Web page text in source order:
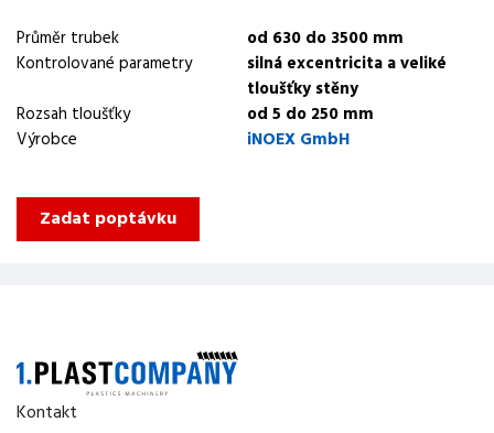
Průměr trubek
od 630 do 3500 mm
Kontrolované parametry
silná excentricita a veliké
tloušťky stěny
Rozsah tloušťky
od 5 do 250 mm
Výrobce
iNOEX GmbH
Zadat poptávku
Kontakt